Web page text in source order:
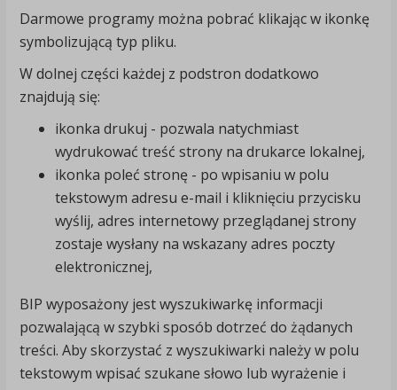
Darmowe programy można pobrać klikając w ikonkę
symbolizującą typ pliku.
W dolnej części każdej z podstron dodatkowo
znajdują się:
ikonka drukuj - pozwala natychmiast
wydrukować treść strony na drukarce lokalnej,
ikonka poleć stronę - po wpisaniu w polu
tekstowym adresu e-mail i kliknięciu przycisku
wyślij, adres internetowy przeglądanej strony
zostaje wysłany na wskazany adres poczty
elektronicznej,
BIP wyposażony jest wyszukiwarkę informacji
pozwalającą w szybki sposób dotrzeć do żądanych
treści. Aby skorzystać z wyszukiwarki należy w polu
tekstowym wpisać szukane słowo lub wyrażenie i